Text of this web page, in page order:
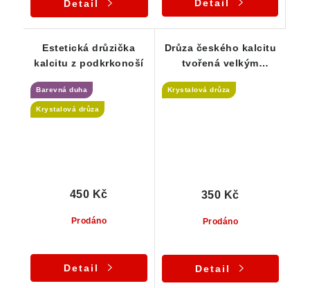
Detail Detail
Estetická drůzička
kalcitu z podkrkonoší
Barevná duha
Krystalová drůza
Prodáno
450 Kč
Detail
Drůza českého kalcitu
tvořená velkým
špiček
Krystalová drůza
Prodáno
350 Kč
Detail